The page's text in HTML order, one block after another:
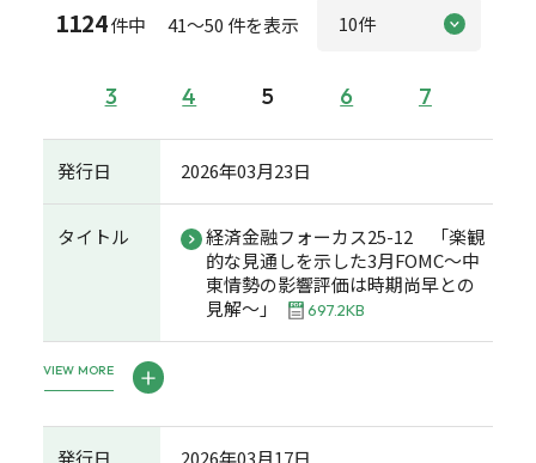
1124件中 41～50 件を表示
3 4 5 6 7
発行日 2026年03月23日
タイトル
経済金融フォーカス25-12 「楽観
的な見通しを示した3月FOMC～中
東情勢の影響評価は時期尚早との
見解～」
697.2KB
VIEW MORE